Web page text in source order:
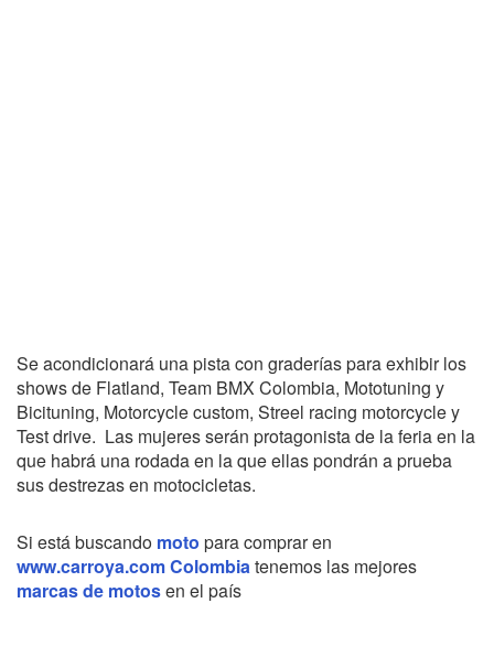
Se acondicionará una pista con graderías para exhibir los
shows de Flatland, Team BMX Colombia, Mototuning y
Bicituning, Motorcycle custom, Streel racing motorcycle y
Test drive. Las mujeres serán protagonista de la feria en la
que habrá una rodada en la que ellas pondrán a prueba
sus destrezas en motocicletas.
Si está buscando moto para comprar en
www.carroya.com Colombiatenemos las mejores
marcas de motosen el país